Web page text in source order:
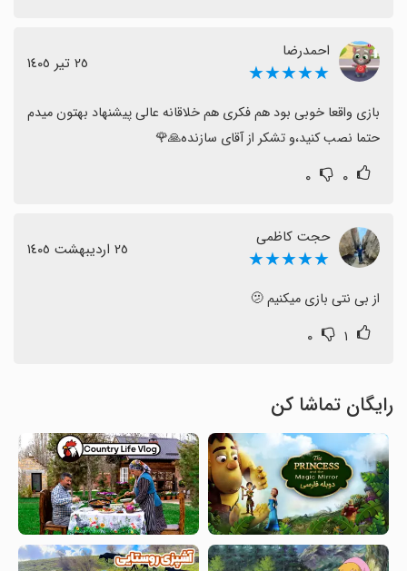
احمدرضا
★★★★★ ٢٥ تیر ١٤٠٥
حتما نصب کنید،و تشکر از آقای سازنده🙏🌹
۰ ۰
حجت کاظمی
★★★★★ ٢٥ اردیبهشت ١٤٠٥
از بی نتی بازی میکنیم 🫤
۱ ۰
رایگان تماشا کن